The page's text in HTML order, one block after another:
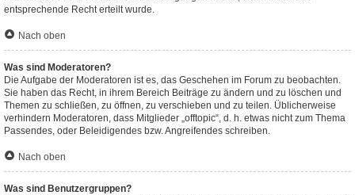
entsprechende Recht erteilt wurde.
Nach oben
Was sind Moderatoren?
Die Aufgabe der Moderatoren ist es, das Geschehen im Forum zu beobachten.
Sie haben das Recht, in ihrem Bereich Beiträge zu ändern und zu löschen und
Themen zu schließen, zu öffnen, zu verschieben und zu teilen. Üblicherweise
verhindern Moderatoren, dass Mitglieder „offtopic“, d. h. etwas nicht zum Thema
Passendes, oder Beleidigendes bzw. Angreifendes schreiben.
Nach oben
Was sind Benutzergruppen?